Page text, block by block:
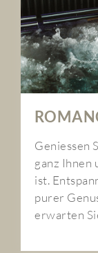
Geniessen
ganz Ihnen
ist.
purer
erwarten